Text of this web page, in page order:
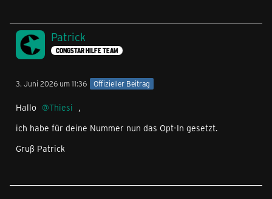
Patrick
CONGSTAR HILFE TEAM
3. Juni 2026 um 11:36 Offizieller Beitrag
Hallo Thiesi ,
ich habe für deine Nummer nun das Opt-In gesetzt.
Gruß Patrick